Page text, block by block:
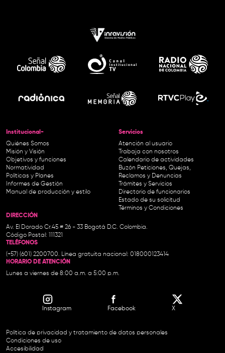
Institucional-
Quiénes Somos
Misión y Visión
Objetivos y funciones
Normatividad
Políticas y Planes
Informes de Gestión
Manual de producción y estilo
Servicios
Atención al usuario
Trabaja con nosotros
Calendario de actividades
Buzón Peticiones, Quejas,
Reclamos y Denuncias
Trámites y Servicios
Directorio de funcionarios
Estado de su solicitud
Términos y Condiciones
DIRECCIÓN
Av. El Dorado Cr.45 # 26 - 33 Bogotá D.C. Colombia.
Código Postal: 111321
TELÉFONOS
(+57) (601) 2200700. Línea gratuita nacional: 018000123414
HORARIO DE ATENCIÓN
Lunes a viernes de 8:00 a.m. a 5:00 p.m.
Instagram Facebook X
Política de privacidad y tratamiento de datos personales
Condiciones de uso
Accesibilidad